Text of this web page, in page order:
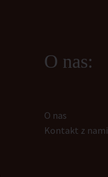
O nas:
O nas
Kontakt z nami